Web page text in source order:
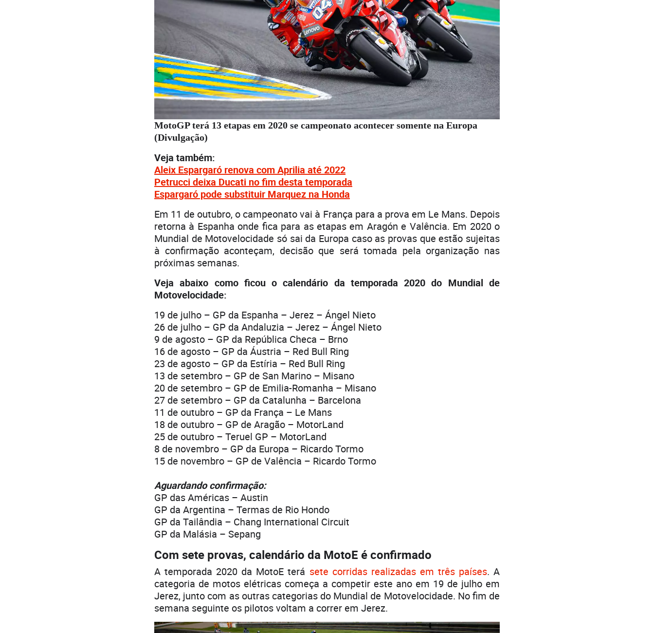
MotoGP terá 13 etapas em 2020 se campeonato acontecer somente na Europa
(Divulgação)
Veja também:
Aleix Espargaró renova com Aprilia até 2022
Petrucci deixa Ducati no fim desta temporada
Espargaró pode substituir Marquez na Honda
Em 11 de outubro, o campeonato vai à França para a prova em Le Mans. Depois
retorna à Espanha onde fica para as etapas em Aragón e Valência. Em 2020 o
Mundial de Motovelocidade só sai da Europa caso as provas que estão sujeitas
à confirmação aconteçam, decisão que será tomada pela organização nas
próximas semanas.
Veja abaixo como ficou o calendário da temporada 2020 do Mundial de
Motovelocidade:
19 de julho – GP da Espanha – Jerez – Ángel Nieto
26 de julho – GP da Andaluzia – Jerez – Ángel Nieto
9 de agosto – GP da República Checa – Brno
16 de agosto – GP da Áustria – Red Bull Ring
23 de agosto – GP da Estíria – Red Bull Ring
13 de setembro – GP de San Marino – Misano
20 de setembro – GP de Emilia-Romanha – Misano
27 de setembro – GP da Catalunha – Barcelona
11 de outubro – GP da França – Le Mans
18 de outubro – GP de Aragão – MotorLand
25 de outubro – Teruel GP – MotorLand
8 de novembro – GP da Europa – Ricardo Tormo
15 de novembro – GP de Valência – Ricardo Tormo
Aguardando confirmação:
GP das Américas – Austin
GP da Argentina – Termas de Rio Hondo
GP da Tailândia – Chang International Circuit
GP da Malásia – Sepang
Com sete provas, calendário da MotoE é confirmado
A temporada 2020 da MotoE terá sete corridas realizadas em três países. A
categoria de motos elétricas começa a competir este ano em 19 de julho em
Jerez, junto com as outras categorias do Mundial de Motovelocidade. No fim de
semana seguinte os pilotos voltam a correr em Jerez.